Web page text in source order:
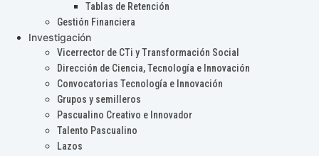
Tablas de Retención
Gestión Financiera
Investigación
Vicerrector de CTi y Transformación Social
Dirección de Ciencia, Tecnología e Innovación
Convocatorias Tecnología e Innovación
Grupos y semilleros
Pascualino Creativo e Innovador
Talento Pascualino
Lazos